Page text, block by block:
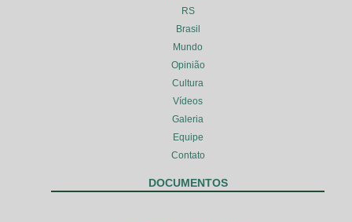
RS
Brasil
Mundo
Opinião
Cultura
Vídeos
Galeria
Equipe
Contato
DOCUMENTOS